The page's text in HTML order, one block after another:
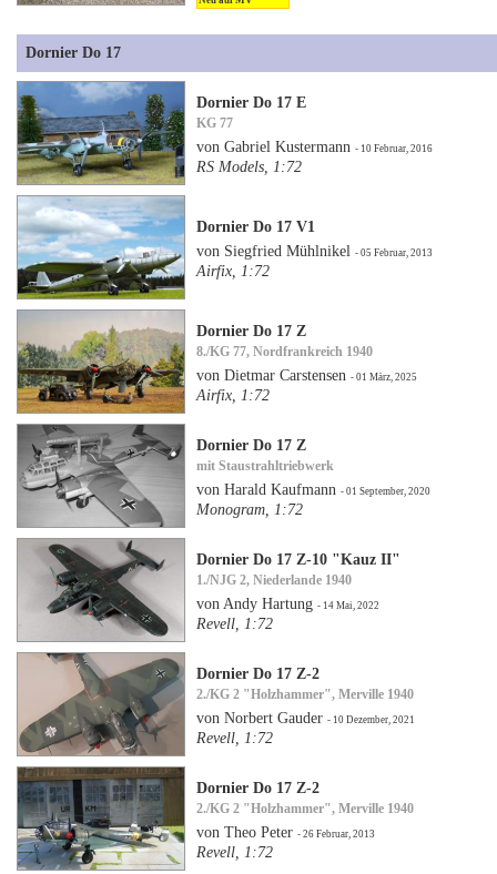
Dornier Do 17
Dornier Do 17 E
KG 77
von Gabriel Kustermann- 10 Februar, 2016
RS Models, 1:72
Dornier Do 17 V1
von Siegfried Mühlnikel- 05 Februar, 2013
Airfix, 1:72
Dornier Do 17 Z
8./KG 77, Nordfrankreich 1940
von Dietmar Carstensen- 01 März, 2025
Airfix, 1:72
Dornier Do 17 Z
mit Staustrahltriebwerk
von Harald Kaufmann- 01 September, 2020
Monogram, 1:72
Dornier Do 17 Z-10 "Kauz II"
1./NJG 2, Niederlande 1940
von Andy Hartung- 14 Mai, 2022
Revell, 1:72
Dornier Do 17 Z-2
2./KG 2 "Holzhammer", Merville 1940
von Norbert Gauder- 10 Dezember, 2021
Revell, 1:72
Dornier Do 17 Z-2
2./KG 2 "Holzhammer", Merville 1940
von Theo Peter- 26 Februar, 2013
Revell, 1:72